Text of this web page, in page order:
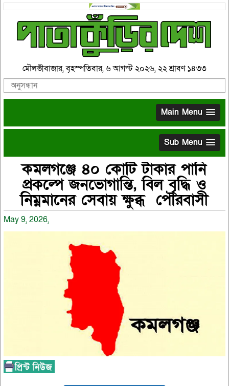
মৌলভীবাজার, বৃহস্পতিবার, ৬ আগস্ট ২০২৬, ২২ শ্রাবণ ১৪৩৩
Main Menu
Sub Menu
কমলগঞ্জে ৪০ কোটি টাকার পানি
প্রকল্পে জনভোগান্তি, বিল বৃদ্ধি ও
নিম্নমানের সেবায় ক্ষুব্ধ পৌরবাসী
May 9, 2026,